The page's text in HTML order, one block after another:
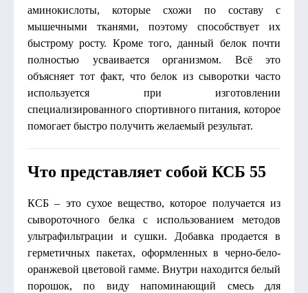
аминокислоты, которые схожи по составу с
мышечными тканями, поэтому способствует их
быстрому росту. Кроме того, данный белок почти
полностью усваивается организмом. Всё это
объясняет тот факт, что белок из сыворотки часто
используется при изготовлении
специализированного спортивного питания, которое
помогает быстро получить желаемый результат.
Что представляет собой КСБ 55
КСБ – это сухое вещество, которое получается из
сывороточного белка с использованием методов
ультрафильтрации и сушки. Добавка продается в
герметичных пакетах, оформленных в черно-бело-
оранжевой цветовой гамме. Внутри находится белый
порошок, по виду напоминающий смесь для